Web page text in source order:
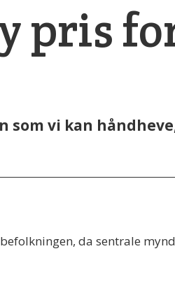
pris
vi kan
da sentrale